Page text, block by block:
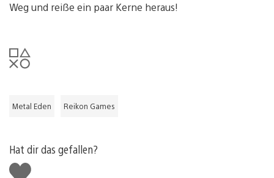
Weg und reiße ein paar Kerne heraus!
Metal Eden Reikon Games
Hat dir das gefallen?
Gefällt